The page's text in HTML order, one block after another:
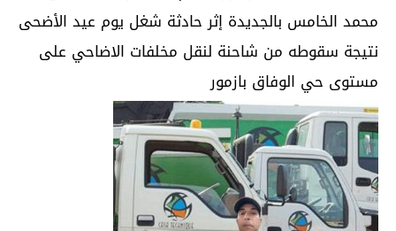
محمد الخامس بالجديدة إثر حادثة شغل يوم عيد الأضحى
نتيجة سقوطه من شاحنة لنقل مخلفات الاضاحي على
مستوى حي الوفاق بازمور